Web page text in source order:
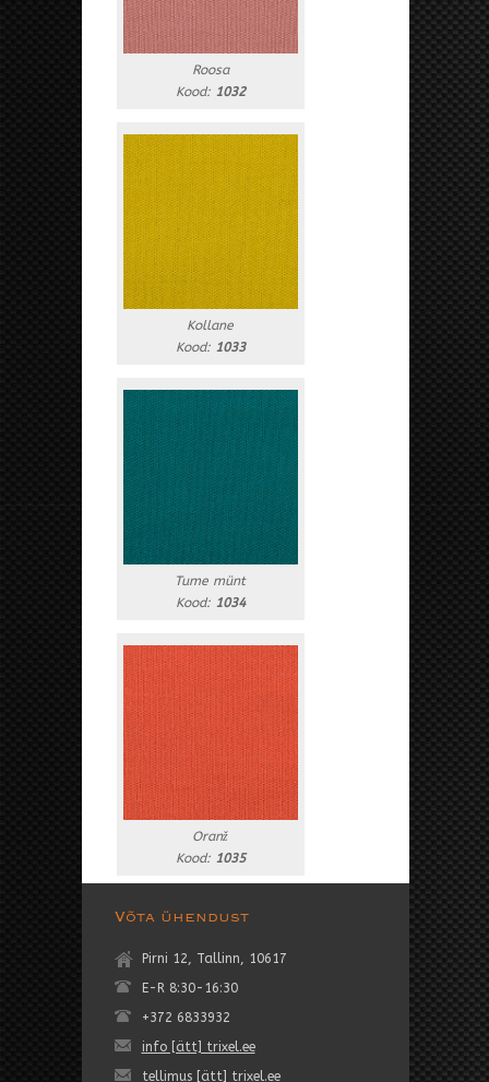
Roosa
Kood: 1032
Kollane
Kood: 1033
Tume münt
Kood: 1034
Oranž
Kood: 1035
Võta ühendust
Pirni 12, Tallinn, 10617
E-R 8:30-16:30
+372 6833932
info [ätt] trixel.ee
tellimus [ätt] trixel.ee